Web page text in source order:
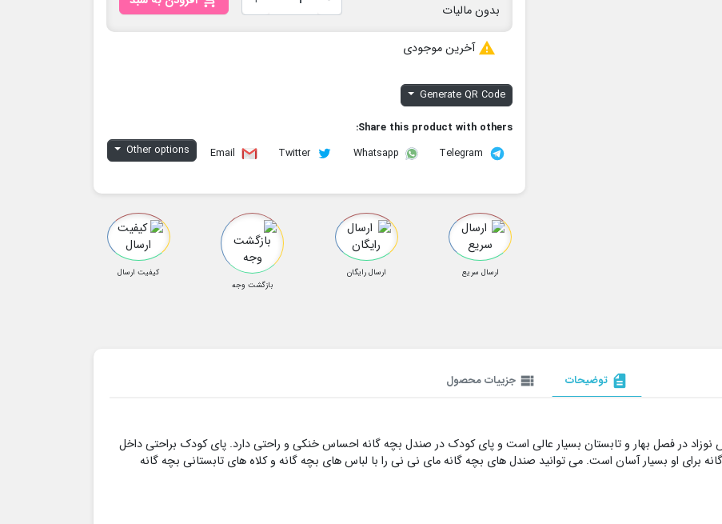
بدون مالیات
 آخرین موجودی
Generate QR Code
Share this product with others:
Telegram
Whatsapp
Twitter
Email
Other options
ارسال سریع
ارسال رایگان
بازگشت وجه
کیفیت ارسال
description توضیحات view_list جزییات محصول
نوزاد در فصل بهار و تابستان بسیار عالی است و پای کودک در صندل بچه گانه احساس خنکی و راحتی دارد. پای کودک براحتی داخل
او بسیار آسان است. می توانید صندل های بچه گانه مای نی نی را با لباس های بچه گانه و کلاه های تابستانی بچه گانه